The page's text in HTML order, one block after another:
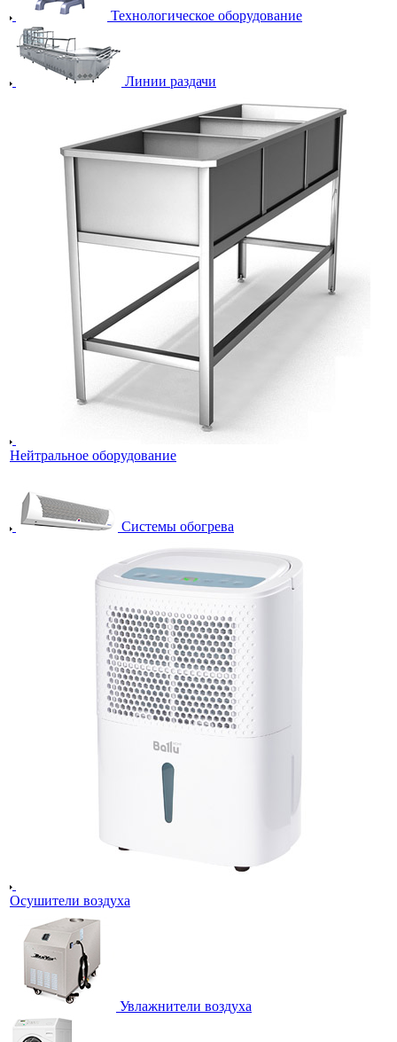
Технологическое оборудование
Линии раздачи
Нейтральное оборудование
Системы обогрева
Осушители воздуха
Увлажнители воздуха